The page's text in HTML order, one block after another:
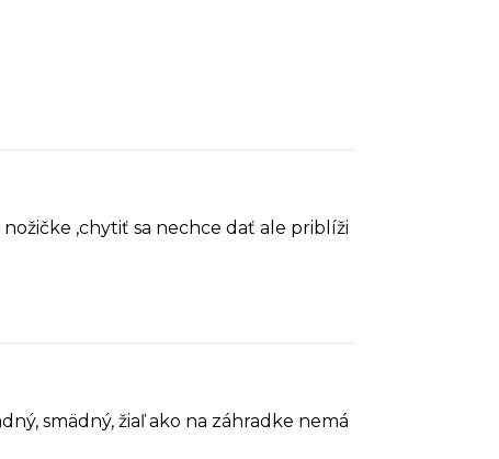
,chytiť sa nechce dať ale priblíži
smädný, žiaľ ako na záhradke nemá